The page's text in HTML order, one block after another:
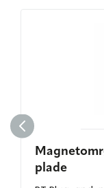
plade